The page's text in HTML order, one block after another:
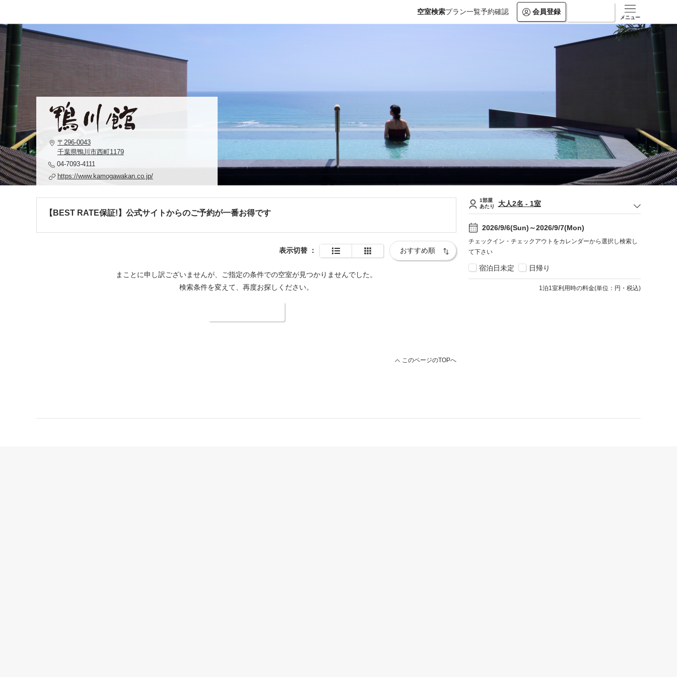
空室検索プラン一覧予約確認 会員登録
メニュー
〒296-0043
千葉県鴨川市西町1179
04-7093-4111
https://www.kamogawakan.co.jp/
【BEST RATE保証!】公式サイトからのご予約が一番お得です
表示切替 ：
まことに申し訳ございませんが、ご指定の条件での空室が見つかりませんでした。
検索条件を変えて、再度お探しください。
このページのTOPへ
1部屋
あたり
大人2名 - 1室
2026/9/6(Sun)～2026/9/7(Mon)
チェックイン・チェックアウトをカレンダーから選択し検索し
て下さい
宿泊日未定 日帰り
1 泊1室利用時の料金(単位：円・税込)